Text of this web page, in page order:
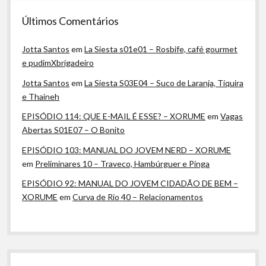
Últimos Comentários
Jotta Santos emLa Siesta s01e01 – Rosbife, café gourmet
e pudimXbrigadeiro
Jotta Santos emLa Siesta S03E04 – Suco de Laranja, Tiquira
e Thaineh
EPISÓDIO 114: QUE E-MAIL É ESSE? – XORUME emVagas
Abertas S01E07 – O Bonito
EPISÓDIO 103: MANUAL DO JOVEM NERD – XORUME
em Preliminares 10 – Traveco, Hambúrguer e Pinga
EPISÓDIO 92: MANUAL DO JOVEM CIDADÃO DE BEM –
XORUME emCurva de Rio 40 – Relacionamentos